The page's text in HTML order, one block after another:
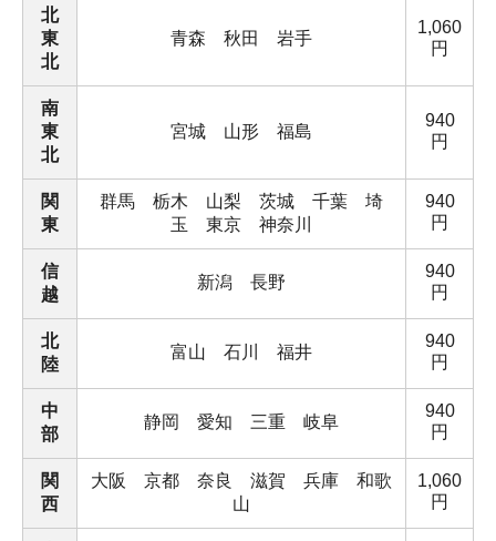
北
東
北
青森 秋田 岩手
1,060
円
南
東
北
宮城 山形 福島
940
円
関
東
群馬 栃木 山梨 茨城 千葉 埼
玉 東京 神奈川
940
円
信
越
新潟 長野
940
円
北
陸
富山 石川 福井
940
円
中
部
静岡 愛知 三重 岐阜
940
円
関
西
大阪 京都 奈良 滋賀 兵庫 和歌
山
1,060
円